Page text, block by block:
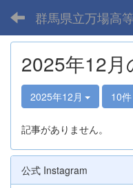
群馬県立万場高
2025年12月
2025年12月 10件
記事がありません。
公式 Instagram